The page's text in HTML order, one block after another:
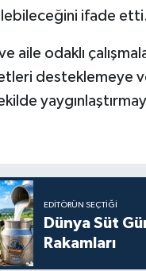
ifade
ve aile odaklı
desteklemeye
EDITÖRÜN SEÇTIĞI
Dünya Süt
Rakamları